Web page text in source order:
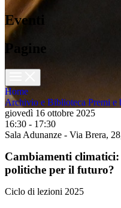
Eventi
Pagine
Home
Archivio e Biblioteca Premi e
giovedì 16 ottobre 2025
16:30 - 17:30
Sala Adunanze - Via Brera,
Cambiamenti
politiche per il futuro?
Ciclo di lezioni 2025